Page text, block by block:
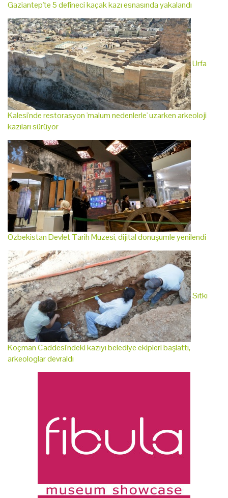
Gaziantep'te 5 defineci kaçak kazı esnasında yakalandı
Urfa
Kalesi'nde restorasyon 'malum nedenlerle' uzarken arkeoloji
kazıları sürüyor
Özbekistan Devlet Tarih Müzesi, dijital dönüşümle yenilendi
Sıtkı
Koçman Caddesi'ndeki kazıyı belediye ekipleri başlattı,
arkeologlar devraldı